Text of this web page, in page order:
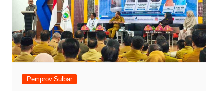
Pemprov Sulbar